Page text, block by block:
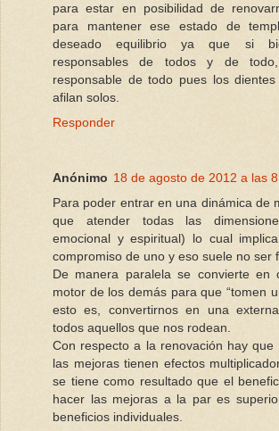
para estar en posibilidad de
para mantener ese estado de
deseado equilibrio ya que si
responsables de todos y de
responsable de todo pues los
afilan solos.
Responder
Anónimo 18 de agosto de 2012 a las
Para poder entrar en una dinámica de
que atender todas las
emocional y espiritual) lo cual
compromiso de uno y eso suele no ser
De manera paralela se convierte en
motor de los demás para que “tomen
esto es, convertirnos en una
todos aquellos que nos rodean.
Con respecto a la renovación hay que
las mejoras tienen efectos
se tiene como resultado que el
hacer las mejoras a la par es
beneficios individuales.